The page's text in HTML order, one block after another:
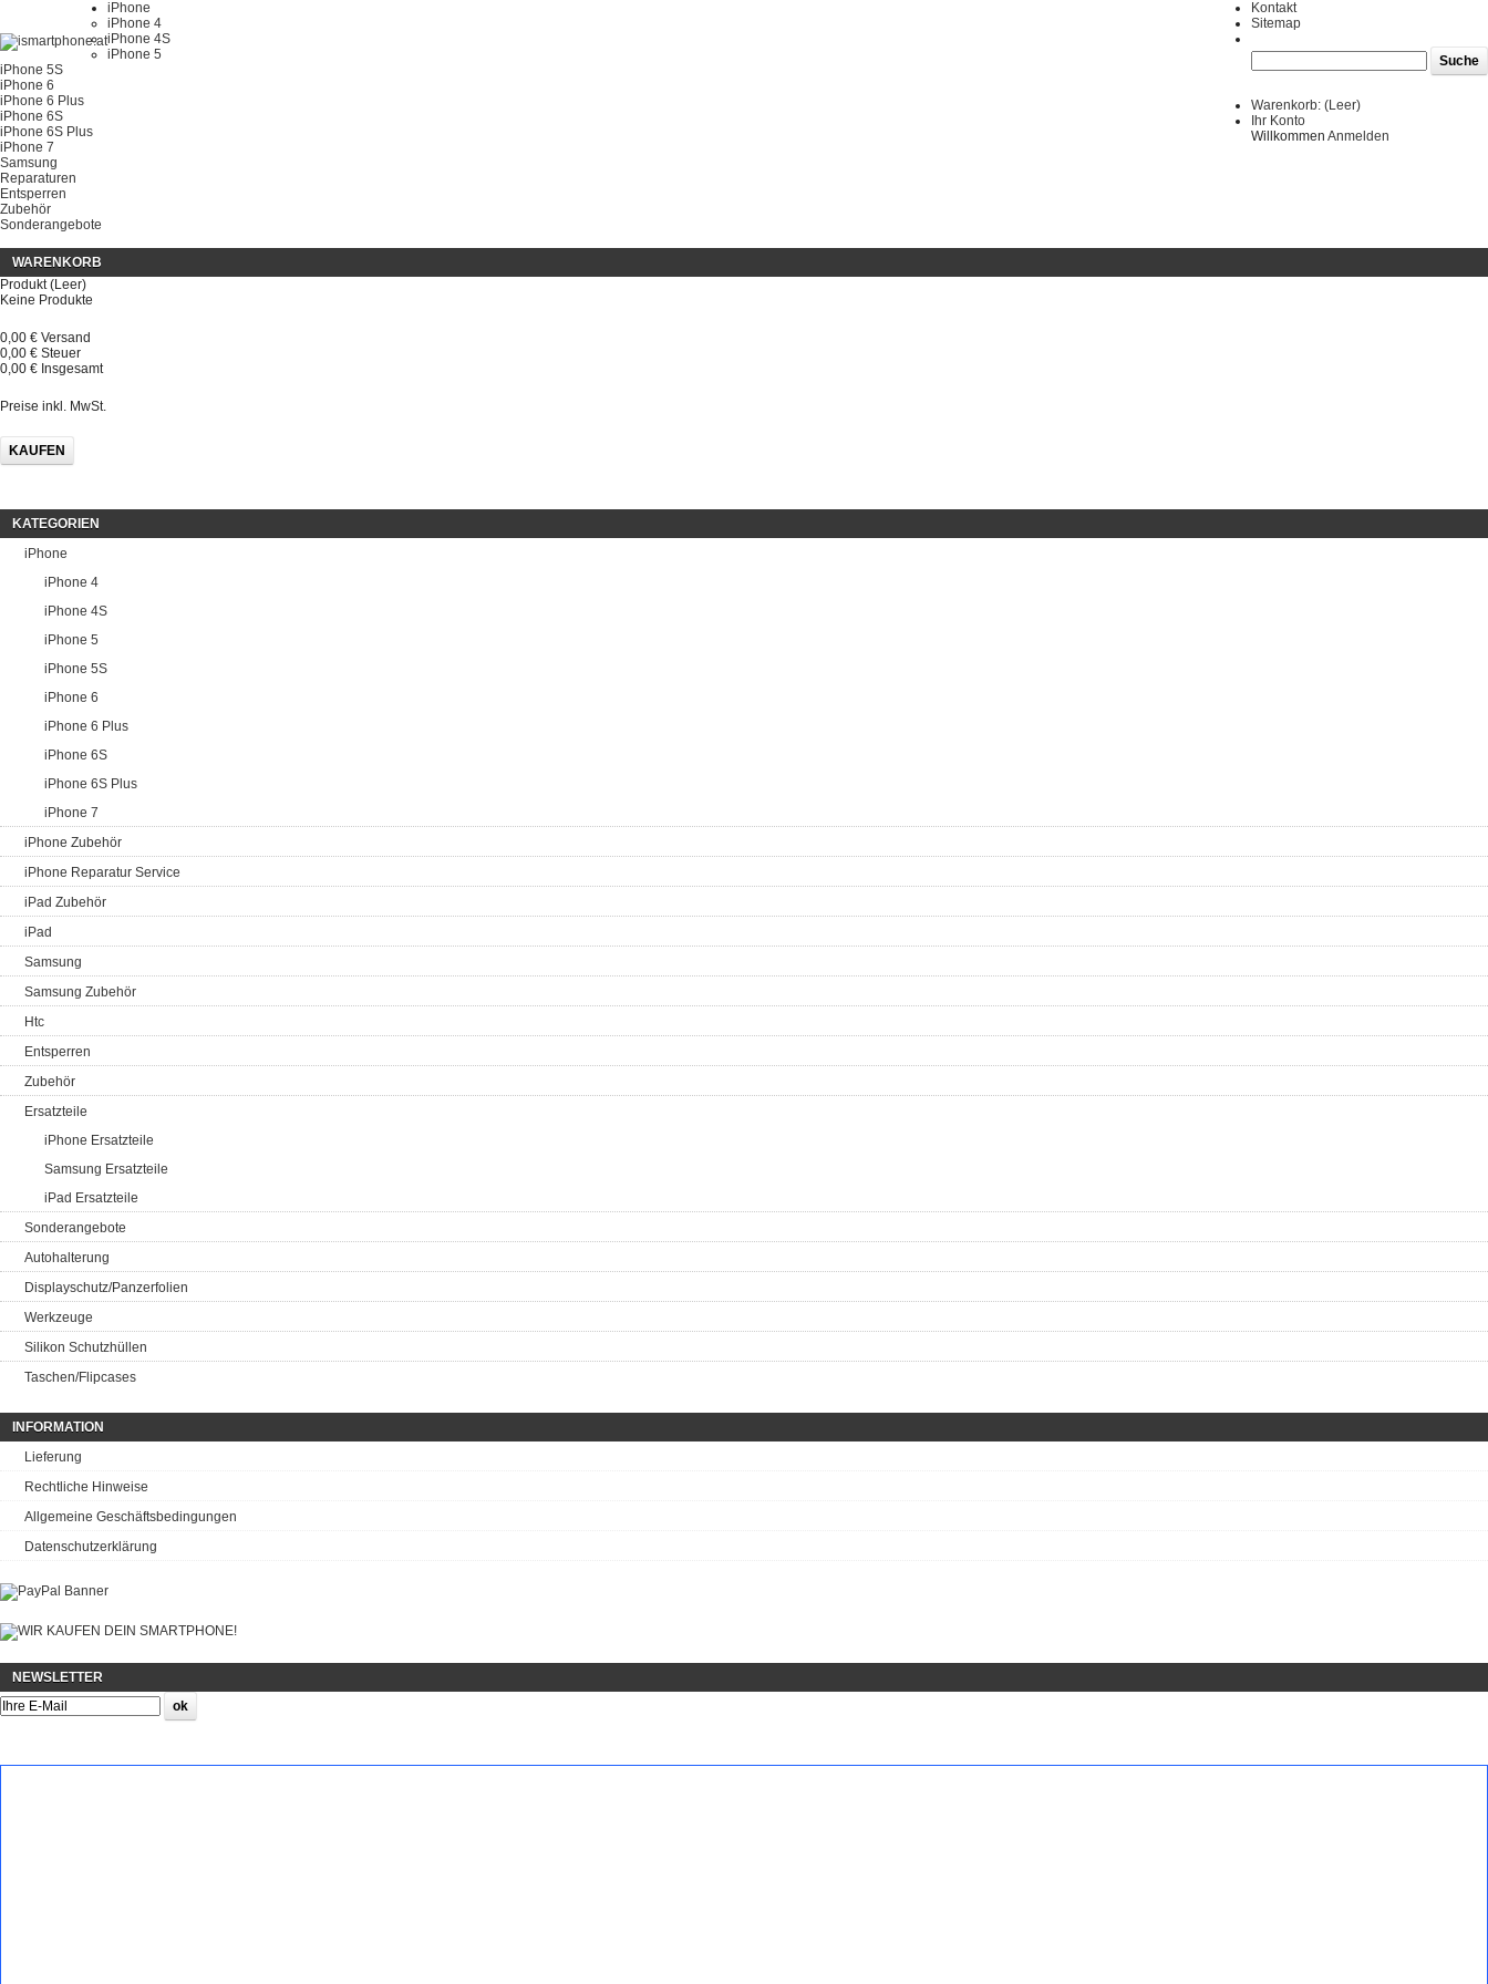
Kontakt
Sitemap
Warenkorb: (Leer)
Ihr Konto
Willkommen Anmelden
iPhone
iPhone 4
iPhone 4S
iPhone 5
iPhone 5S
iPhone 6
iPhone 6 Plus
iPhone 6S
iPhone 6S Plus
iPhone 7
Samsung
Reparaturen
Entsperren
Zubehör
Sonderangebote
WARENKORB
Produkt (Leer)
Keine Produkte
0,00 € Versand
0,00 € Steuer
0,00 € Insgesamt
Preise inkl. MwSt.
KAUFEN
KATEGORIEN
iPhone
iPhone 4
iPhone 4S
iPhone 5
iPhone 5S
iPhone 6
iPhone 6 Plus
iPhone 6S
iPhone 6S Plus
iPhone 7
iPhone Zubehör
iPhone Reparatur Service
iPad Zubehör
iPad
Samsung
Samsung Zubehör
Htc
Entsperren
Zubehör
Ersatzteile
iPhone Ersatzteile
Samsung Ersatzteile
iPad Ersatzteile
Sonderangebote
Autohalterung
Displayschutz/Panzerfolien
Werkzeuge
Silikon Schutzhüllen
Taschen/Flipcases
INFORMATION
Lieferung
Rechtliche Hinweise
Allgemeine Geschäftsbedingungen
Datenschutzerklärung
NEWSLETTER